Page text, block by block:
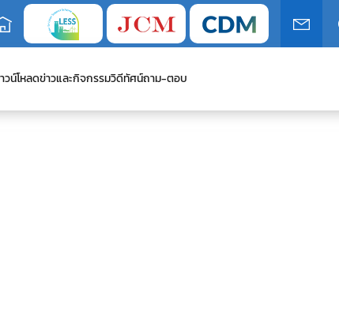
วน์โหลดข่าวและกิจกรรมวิดีทัศน์ถาม-ตอบ